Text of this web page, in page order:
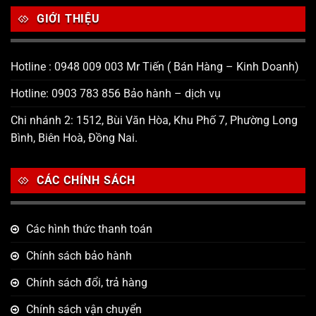
GIỚI THIỆU
Hotline : 0948 009 003 Mr Tiến ( Bán Hàng – Kinh Doanh)
Hotline: 0903 783 856 Bảo hành – dịch vụ
Chi nhánh 2: 1512, Bùi Văn Hòa, Khu Phố 7, Phường Long
Bình, Biên Hoà, Đồng Nai.
CÁC CHÍNH SÁCH
Các hình thức thanh toán
Chính sách bảo hành
Chính sách đổi, trả hàng
Chính sách vận chuyển